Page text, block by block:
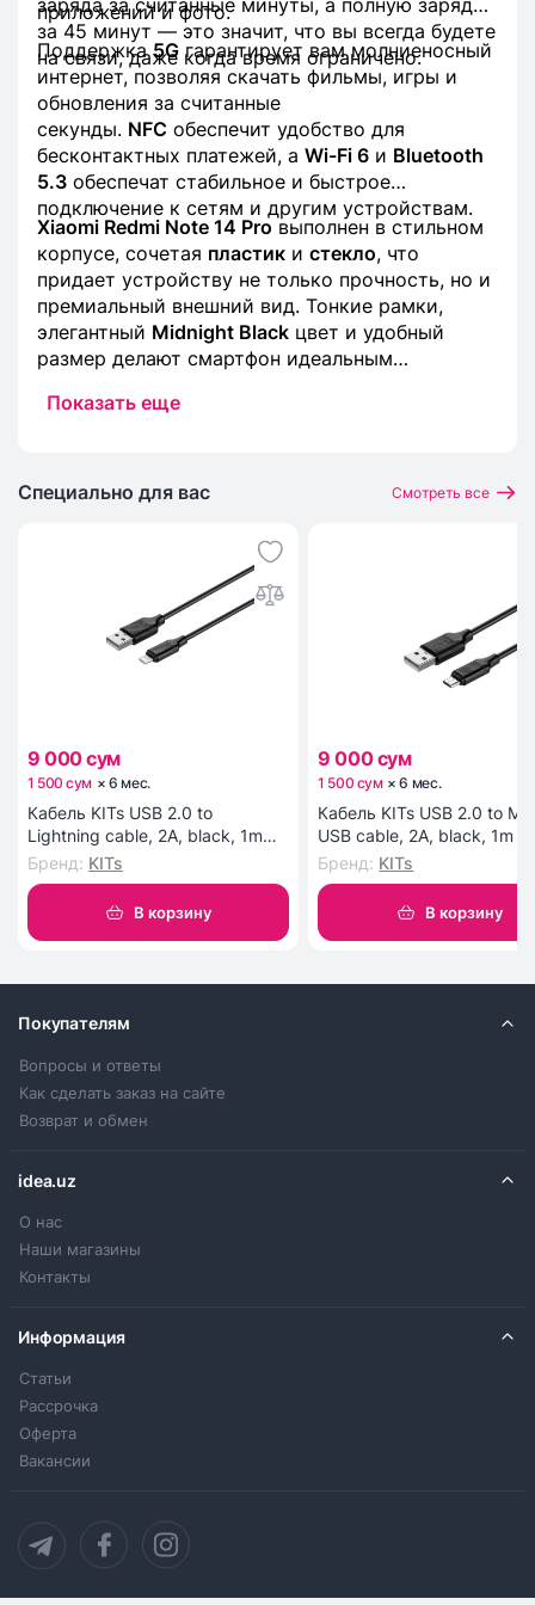
приложений и фото.
заряда за считанные минуты, а полную зарядку
за 45 минут — это значит, что вы всегда будете
на связи, даже когда время ограничено.
Поддержка5G гарантирует вам молниеносный
интернет, позволяя скачать фильмы, игры и
обновления за считанные
секунды. NFC обеспечит удобство для
бесконтактных платежей, а Wi-Fi 6 и Bluetooth
5.3 обеспечат стабильное и быстрое
подключение к сетям и другим устройствам.
Xiaomi Redmi Note 14 Pro выполнен в стильном
корпусе, сочетая пластик и стекло, что
придает устройству не только прочность, но и
премиальный внешний вид. Тонкие рамки,
элегантный Midnight Black цвет и удобный
размер делают смартфон идеальным
качество.
Показать еще
Специально для вас Смотреть все
9 000 сум
1 500 сум × 6 мес.
Кабель KITs USB 2.0 to
Lightning cable, 2A, black, 1m
(KITS-W-003)
Бренд: KITs
В корзину
9 000 сум
1 500 сум ×6 мес.
Кабель KITs USB 2.0 to
USB cable, 2A, black, 1m
W-002)
Бренд: KITs
В корзину
Покупателям
Вопросы и ответы
Как сделать заказ на сайте
Возврат и обмен
idea.uz
О нас
Наши магазины
Контакты
Информация
Статьи
Рассрочка
Оферта
Вакансии